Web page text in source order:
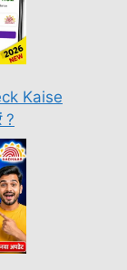
Kaise
?